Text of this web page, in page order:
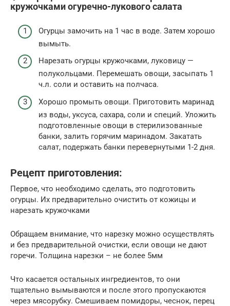
кружочками огуречно-лукового салата
Огурцы замочить на 1 час в воде. Затем хорошо
вымыть.
Нарезать огурцы кружочками, луковицу —
полукольцами. Перемешать овощи, засыпать 1
ч.л. соли и оставить на полчаса.
Хорошо промыть овощи. Приготовить маринад
из воды, уксуса, сахара, соли и специй. Уложить
подготовленные овощи в стерилизованные
банки, залить горячим маринадом. Закатать
салат, подержать банки перевернутыми 1-2 дня.
Рецепт приготовления:
Первое, что необходимо сделать, это подготовить
огурцы. Их предварительно очистить от кожицы и
нарезать кружочками
Обращаем внимание, что нарезку можно осуществлять
и без предварительной очистки, если овощи не дают
горечи. Толщина нарезки – не более 5мм
Что касается остальных ингредиентов, то они
тщательно вымываются и после этого пропускаются
через мясорубку. Смешиваем помидоры, чеснок, перец